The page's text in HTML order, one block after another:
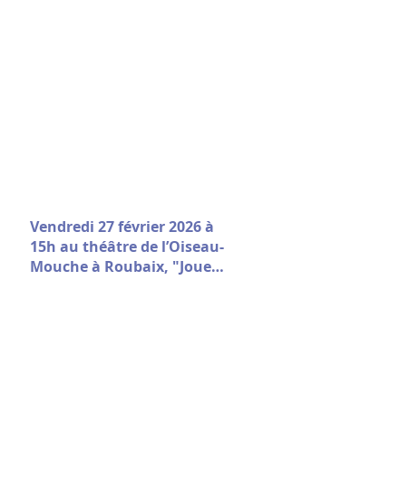
Vendredi 27 février 2026 à
15h au théâtre de l’Oiseau-
Mouche à Roubaix, "Jouer